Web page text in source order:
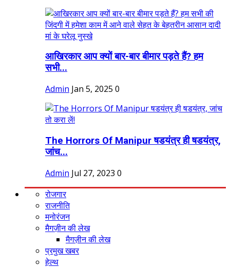
आखिरकार आप क्यों बार-बार बीमार पड़ते हैं? हम
सभी...
Admin Jan 5, 2025 0
The Horrors Of Manipur षडयंत्र ही षडयंत्र,
जांच...
Admin Jul 27, 2023 0
रोजगार
राजनीति
मनोरंजन
मैगज़ीन की लेख
मैगज़ीन की लेख
प्रमुख खबर
हेल्थ